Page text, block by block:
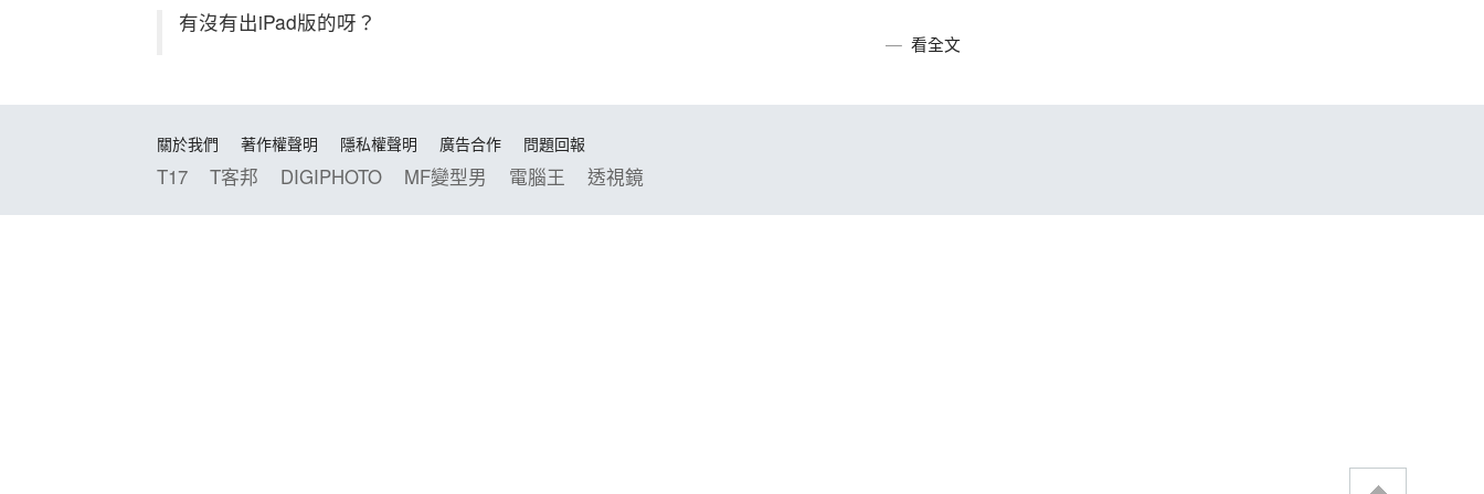
有沒有出iPad版的呀？
看全文
關於我們 著作權聲明 隱私權聲明 廣告合作 問題回報
T17 T客邦 DIGIPHOTO MF變型男 電腦王 透視鏡